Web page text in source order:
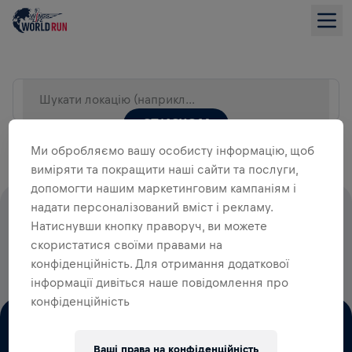
Шукати локацію (наприклад, Місто)
СПИСКОМ
100% СТАРТОВИХ ВНЕСКІВ ЙДУТЬ
НА ДОСЛІДЖЕННЯ ТРАВМ
СПИННОГО МОЗКУ
Ми обробляємо вашу особисту інформацію, щоб
виміряти та покращити наші сайти та послуги,
допомогти нашим маркетинговим кампаніям і
надати персоналізований вміст і рекламу.
Натиснувши кнопку праворуч, ви можете
скористатися своїми правами на
конфіденційність. Для отримання додаткової
інформації дивіться наше повідомлення про
конфіденційність
Ваші права на конфіденційність